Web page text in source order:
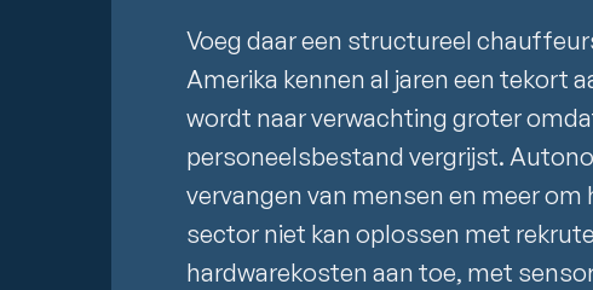
Voeg daar een structureel
Amerika kennen al jaren een tekort
wordt naar verwachting groter
personeelsbestand vergrijst.
vervangen van mensen en meer
sector niet kan oplossen met
hardwarekosten aan toe, met